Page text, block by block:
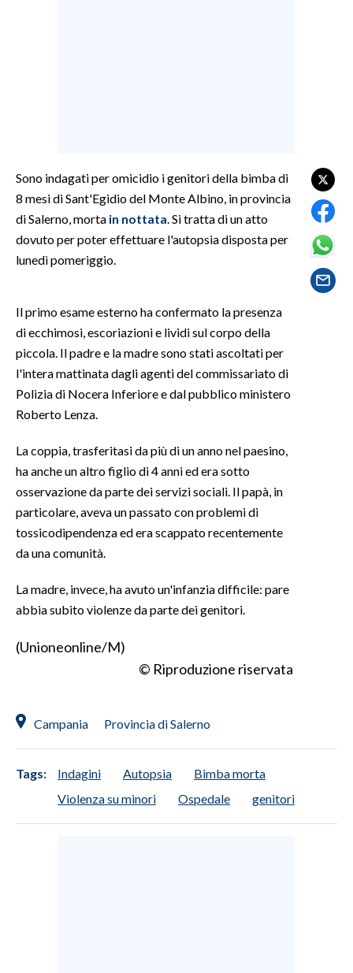
SPETTACOLI
GOSSIP
SARDEGNA TURISMO
SARDI NEL MONDO
NOTIZIE
EVENTI
3 MINUTI CON
INSULARITÀ
INFO AZIENDE
PUBBLICITÀ
Sono indagati per omicidio i genitori della bimba di
8 mesi di Sant'Egidio del Monte Albino, in provincia
di Salerno, morta in nottata . Si tratta di un atto
dovuto per poter effettuare l'autopsia disposta per
lunedì pomeriggio.
Il primo esame esterno ha confermato la presenza
di ecchimosi, escoriazioni e lividi sul corpo della
piccola. Il padre e la madre sono stati ascoltati per
l'intera mattinata dagli agenti del commissariato di
Polizia di Nocera Inferiore e dal pubblico ministero
Roberto Lenza.
La coppia, trasferitasi da più di un anno nel paesino,
ha anche un altro figlio di 4 anni ed era sotto
osservazione da parte dei servizi sociali. Il papà, in
particolare, aveva un passato con problemi di
tossicodipendenza ed era scappato recentemente
da una comunità.
La madre, invece, ha avuto un'infanzia difficile: pare
abbia subito violenze da parte dei genitori.
(Unioneonline/M)
© Riproduzione riservata
Campania Provincia di Salerno
Tags: Indagini Autopsia
Bimba morta
Violenza su minori
Ospedale genitori